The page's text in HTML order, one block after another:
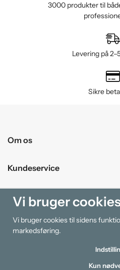
3000 produkter til
Levering på
Sikre
Om os
Kundeservice
Handle ind
Information
Vi bruger
Vi bruger cookies til sidens
markedsføring.
Kun